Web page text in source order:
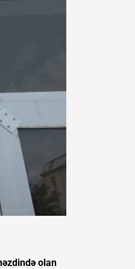
olan